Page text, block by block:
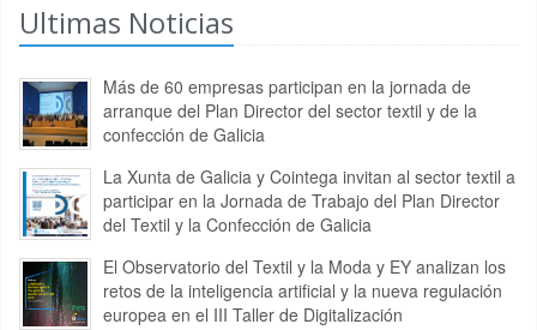
Ultimas Noticias
Más de 60 empresas participan en la jornada de
arranque del Plan Director del sector textil y de la
confección de Galicia
La Xunta de Galicia y Cointega invitan al sector textil a
participar en la Jornada de Trabajo del Plan Director
del Textil y la Confección de Galicia
El Observatorio del Textil y la Moda y EY analizan los
retos de la inteligencia artificial y la nueva regulación
europea en el III Taller de Digitalización